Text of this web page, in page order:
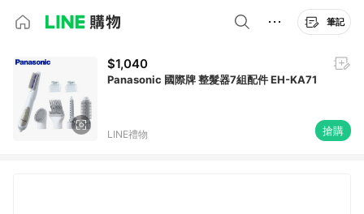
筆記
$1,040
Panasonic 國際牌 整髮器7組配件 EH-KA71
LINE禮物 搶購